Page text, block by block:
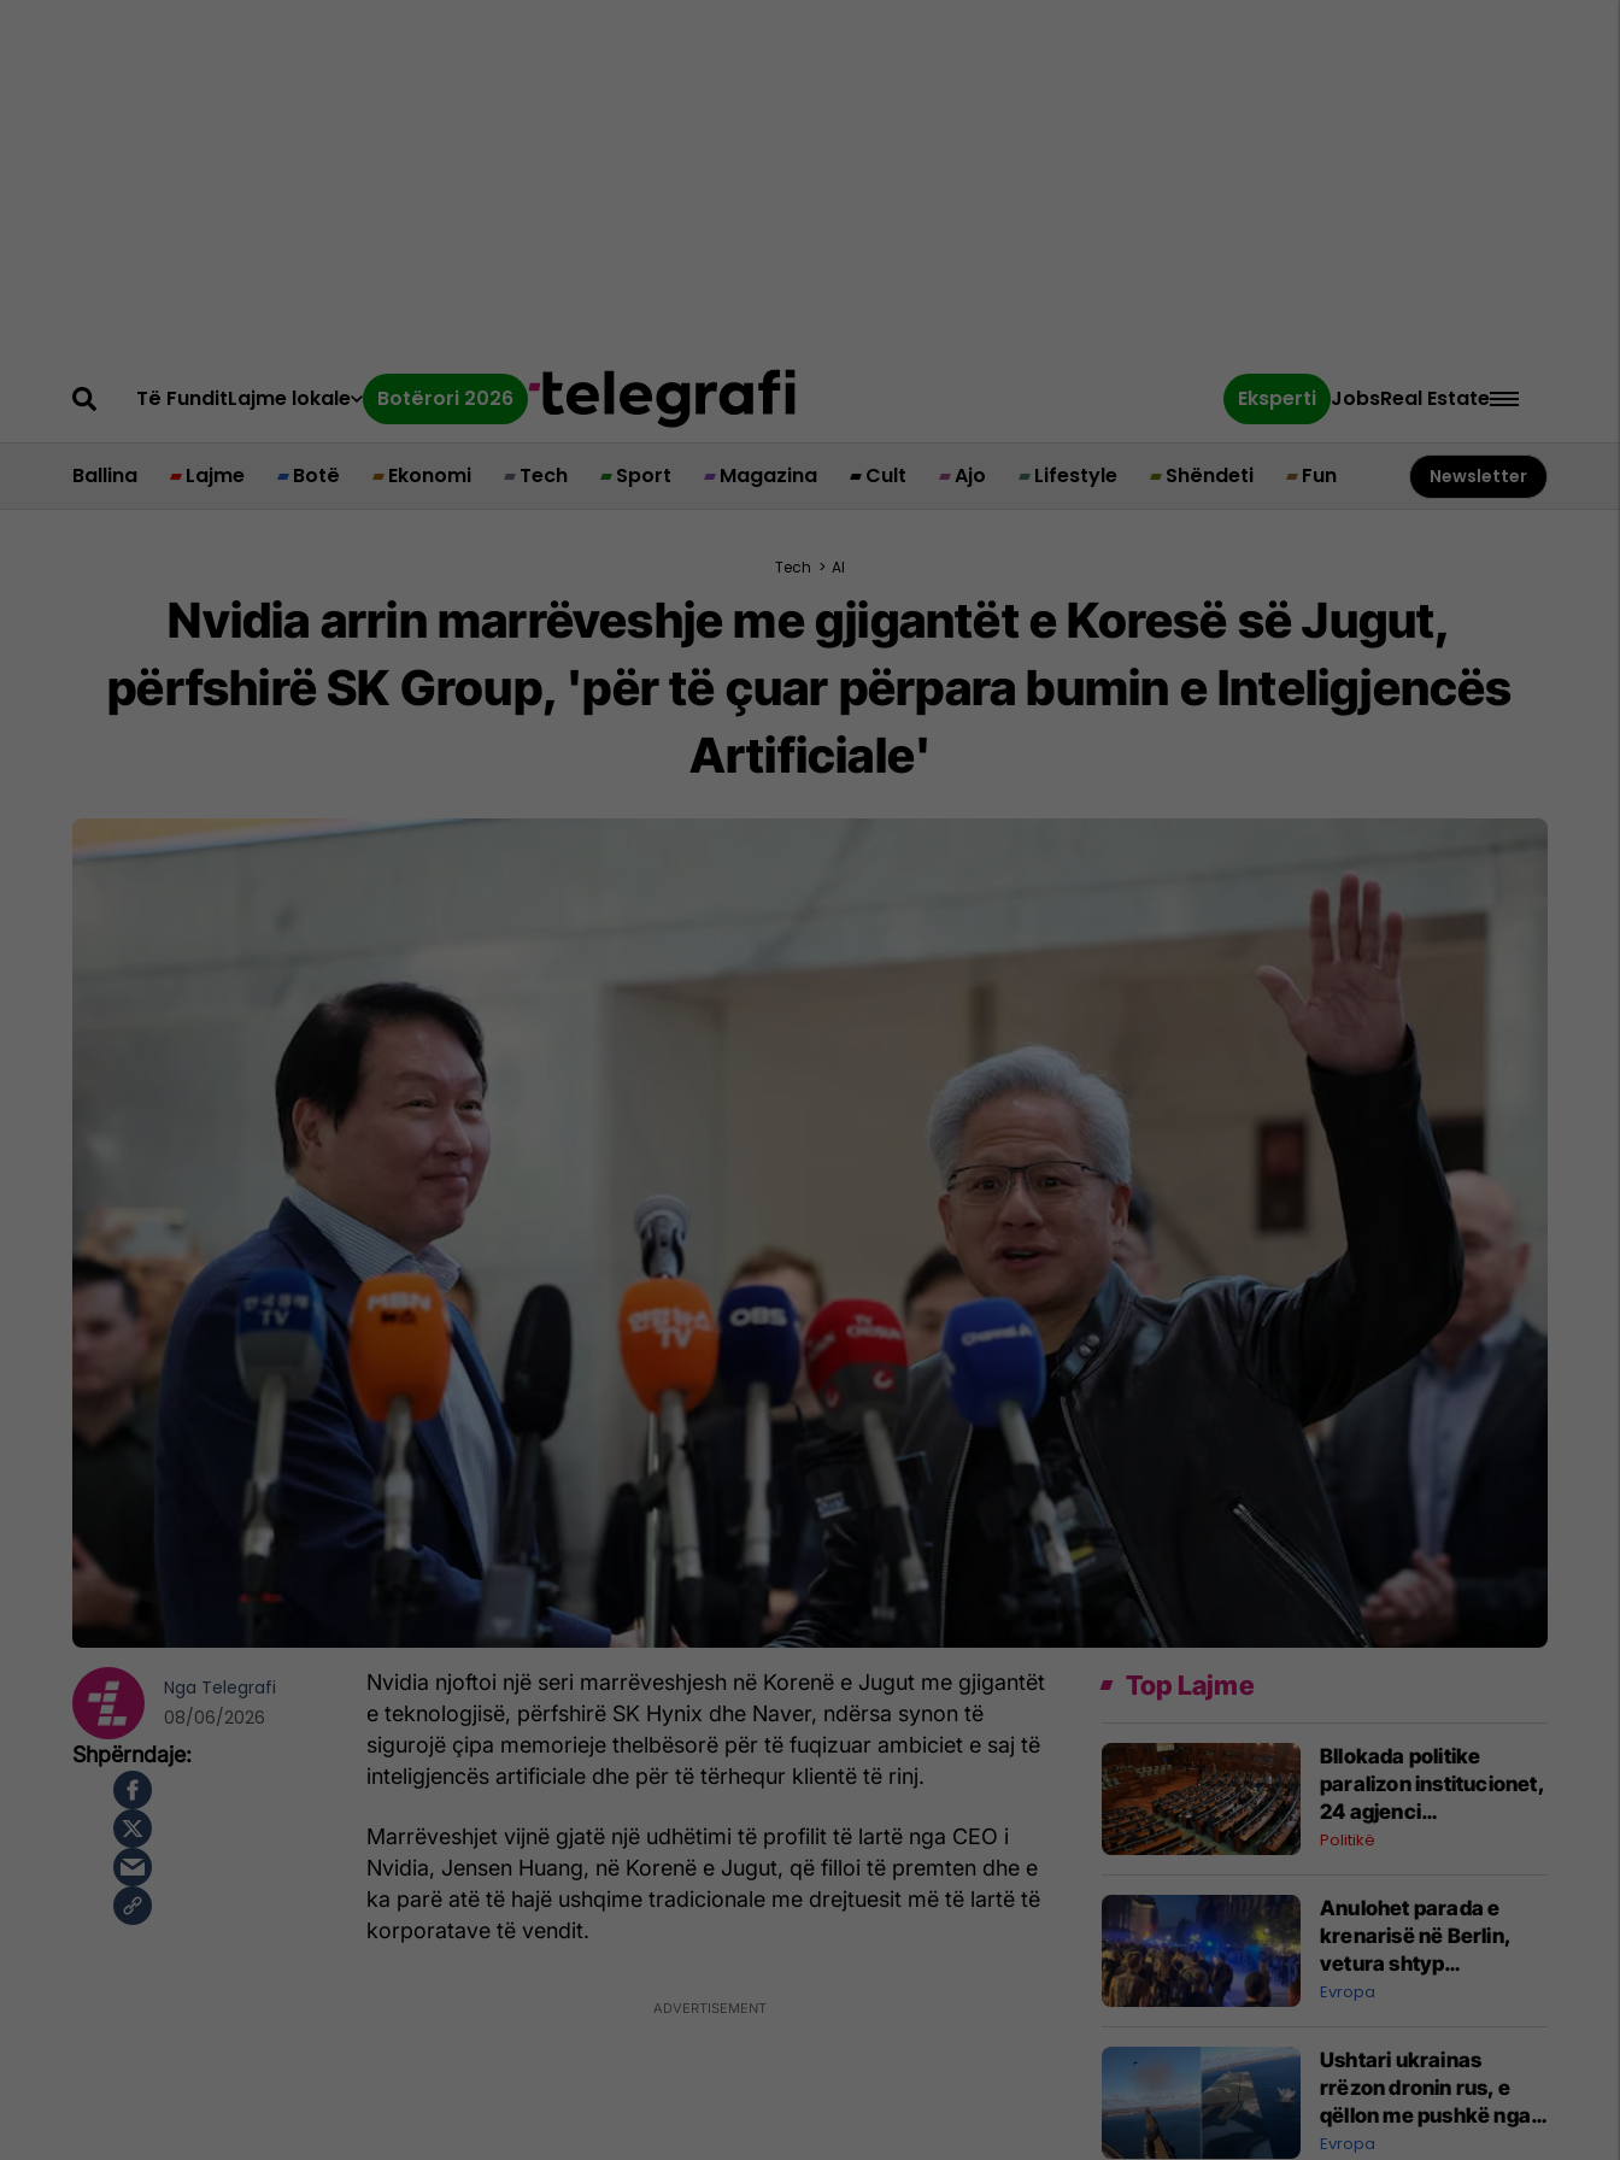
Të FunditLajme lokale Botërori 2026 Eksperti JobsReal Estate
Ballina Lajme Botë Ekonomi Tech Sport Magazina Cult Ajo Lifestyle Shëndeti Fun Newsletter
Tech > AI
Nvidia arrin marrëveshje me gjigantët e Koresë së Jugut,
përfshirë SK Group, 'për të çuar përpara bumin e Inteligjencës
Artificiale'
Nvidia njoftoi një seri marrëveshjesh në Korenë e Jugut me gjigantët
e teknologjisë, përfshirë SK Hynix dhe Naver, ndërsa synon të
sigurojë çipa memorieje thelbësorë për të fuqizuar ambiciet e saj të
inteligjencës artificiale dhe për të tërhequr klientë të rinj.
Marrëveshjet vijnë gjatë një udhëtimi të profilit të lartë nga CEO i
Nvidia, Jensen Huang, në Korenë e Jugut, që filloi të premten dhe e
ka parë atë të hajë ushqime tradicionale me drejtuesit më të lartë të
korporatave të vendit.
Nga Telegrafi
08/06/2026
Top Lajme
Bllokada politike
paralizon institucionet,
24 agjenci
funksionojnë me
ose jo të plota
Politikë
Anulohet parada e
krenarisë në Berlin,
vetura shtyp
pjesëmarrësit –
lënduar
Evropa
Ushtari ukrainas
rrëzon dronin rus, e
qëllon me pushkë nga
kabina e aeroplanit
Evropa